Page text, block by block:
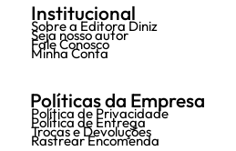
Institucional
Sobre a Editora Diniz
Seja nosso autor
Fale Conosco
Minha Conta
Políticas da Empresa
Política de Privacidade
Política de Entrega
Trocas e Devoluções
Rastrear Encomenda